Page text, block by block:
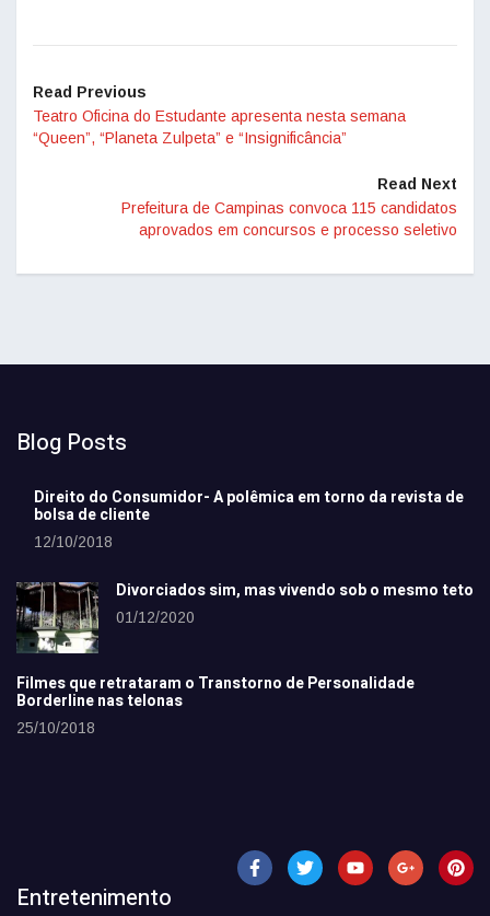
Read Previous
Teatro Oficina do Estudante apresenta nesta semana
“Queen”, “Planeta Zulpeta” e “Insignificância”
Read Next
Prefeitura de Campinas convoca 115 candidatos
aprovados em concursos e processo seletivo
Blog Posts
Direito do Consumidor- A polêmica em torno da revista de
bolsa de cliente
12/10/2018
Divorciados sim, mas vivendo sob o mesmo teto
01/12/2020
Filmes que retrataram o Transtorno de Personalidade
Borderline nas telonas
25/10/2018
Entretenimento